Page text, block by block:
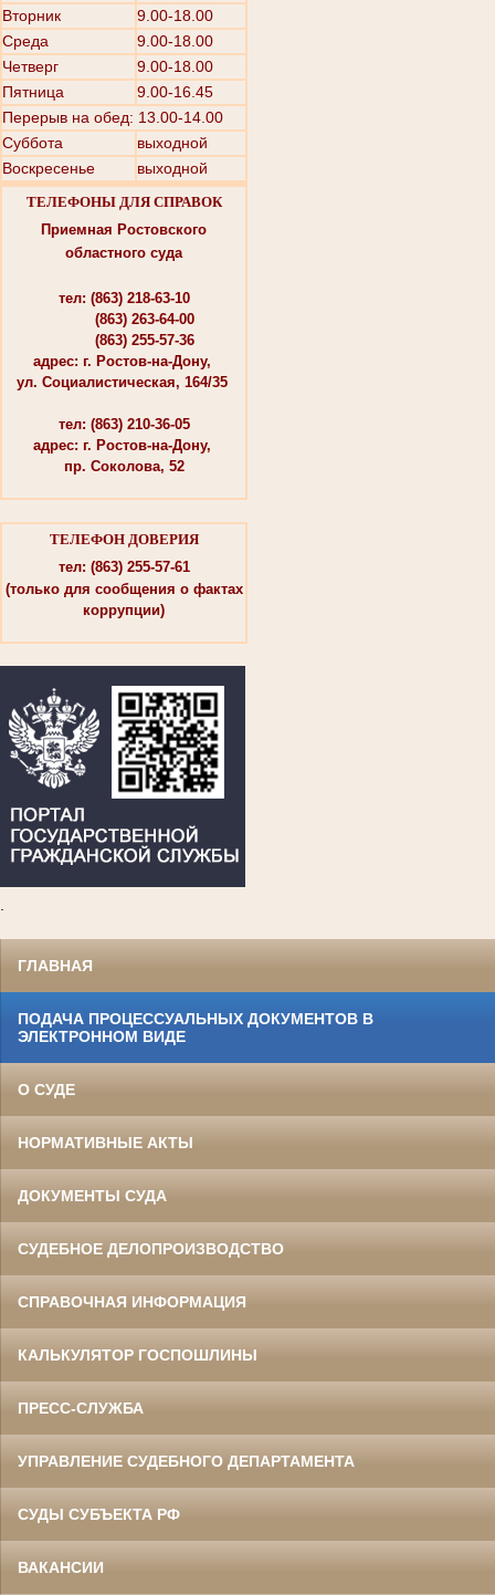
Вторник
9.00-18.00
Среда
9.00-18.00
Четверг
9.00-18.00
Пятница
9.00-16.45
Перерыв на обед: 13.00-14.00
Суббота
выходной
Воскресенье
выходной
ТЕЛЕФОНЫ ДЛЯ СПРАВОК
Приемная Ростовского
областного суда
тел: (863) 218-63-10
(863) 263-64-00
(863) 255-57-36
адрес: г. Ростов-на-Дону,
ул. Социалистическая, 164/35
тел: (863) 210-36-05
адрес: г. Ростов-на-Дону,
пр. Соколова, 52
ТЕЛЕФОН ДОВЕРИЯ
тел: (863) 255-57-61
(только для сообщения о фактах
коррупции)
ГЛАВНАЯ
ПОДАЧА ПРОЦЕССУАЛЬНЫХ ДОКУМЕНТОВ В
ЭЛЕКТРОННОМ ВИДЕ
О СУДЕ
НОРМАТИВНЫЕ АКТЫ
ДОКУМЕНТЫ СУДА
СУДЕБНОЕ ДЕЛОПРОИЗВОДСТВО
СПРАВОЧНАЯ ИНФОРМАЦИЯ
КАЛЬКУЛЯТОР ГОСПОШЛИНЫ
ПРЕСС-СЛУЖБА
УПРАВЛЕНИЕ СУДЕБНОГО ДЕПАРТАМЕНТА
СУДЫ СУБЪЕКТА РФ
ВАКАНСИИ